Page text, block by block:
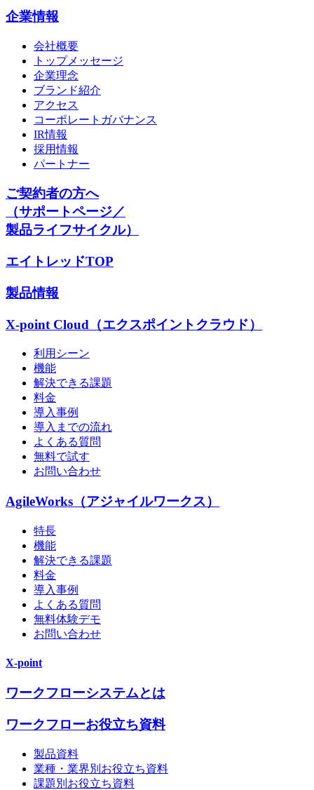
企業情報
会社概要
トップメッセージ
企業理念
ブランド紹介
アクセス
コーポレートガバナンス
IR情報
採用情報
パートナー
ご契約者の方へ
（サポートページ／
製品ライフサイクル）
エイトレッドTOP
製品情報
X-point Cloud（エクスポイントクラウド）
利用シーン
機能
解決できる課題
料金
導入事例
導入までの流れ
よくある質問
無料で試す
お問い合わせ
AgileWorks（アジャイルワークス）
特長
機能
解決できる課題
料金
導入事例
よくある質問
無料体験デモ
お問い合わせ
X-point
ワークフローシステムとは
ワークフローお役立ち資料
製品資料
業種・業界別お役立ち資料
課題別お役立ち資料